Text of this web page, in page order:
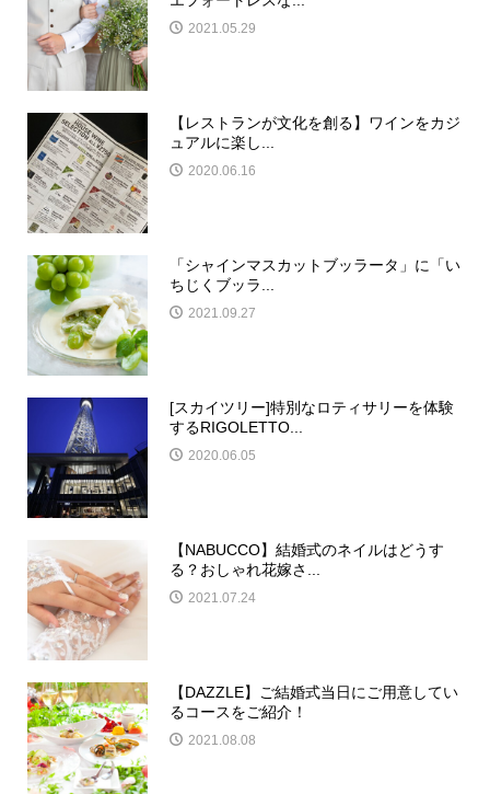
2021.05.29
【レストランが文化を創る】ワインをカジ
ュアルに楽し...
2020.06.16
「シャインマスカットブッラータ」に「い
ちじくブッラ...
2021.09.27
[スカイツリー]特別なロティサリーを体験
するRIGOLETTO...
2020.06.05
【NABUCCO】結婚式のネイルはどうす
る？おしゃれ花嫁さ...
2021.07.24
【DAZZLE】ご結婚式当日にご用意してい
るコースをご紹介！
2021.08.08